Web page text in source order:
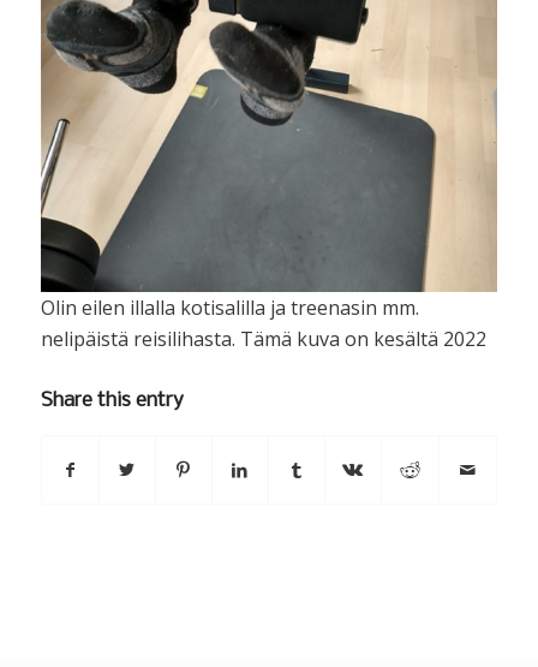
Olin eilen illalla kotisalilla ja treenasin mm.
nelipäistä reisilihasta. Tämä kuva on kesältä 2022
Share this entry